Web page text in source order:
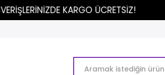
KARGO ÜCRETSİZ! ..